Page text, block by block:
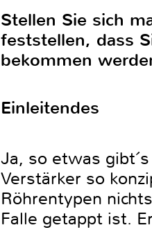
Stellen Sie sich
feststellen, dass
bekommen
Einleitendes
Ja, so etwas
Verstärker so
Röhrentypen
Falle getappt ist.